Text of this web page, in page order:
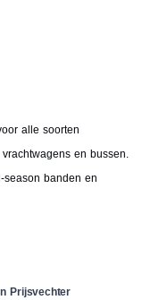
alle soorten
en bussen.
season banden en
Prijsvechter